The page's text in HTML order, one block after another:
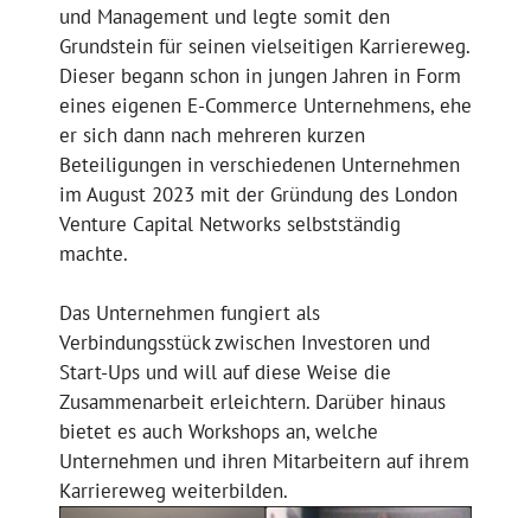
und Management und legte somit den
Grundstein für seinen vielseitigen Karriereweg.
Dieser begann schon in jungen Jahren in Form
eines eigenen E-Commerce Unternehmens, ehe
er sich dann nach mehreren kurzen
Beteiligungen in verschiedenen Unternehmen
im August 2023 mit der Gründung des London
Venture Capital Networks selbstständig
machte.
Das Unternehmen fungiert als
Verbindungsstück zwischen Investoren und
Start-Ups und will auf diese Weise die
Zusammenarbeit erleichtern. Darüber hinaus
bietet es auch Workshops an, welche
Unternehmen und ihren Mitarbeitern auf ihrem
Karriereweg weiterbilden.